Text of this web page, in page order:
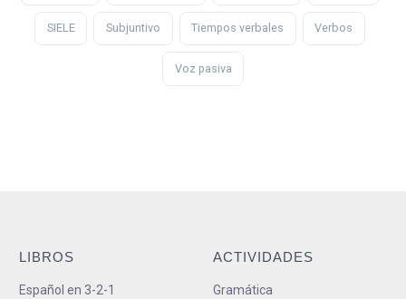
SIELE Subjuntivo Tiempos verbales Verbos
Voz pasiva
LIBROS
Español en 3-2-1
ACTIVIDADES
Gramática